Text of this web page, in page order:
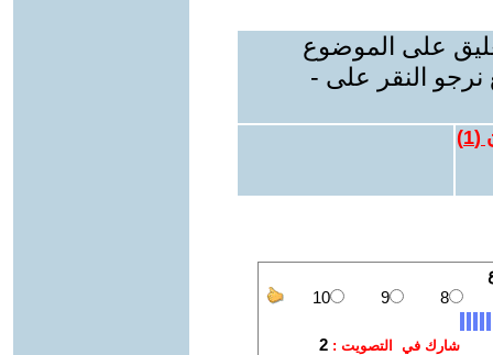
على الموضوع
نرجو النقر على -
(
1
)